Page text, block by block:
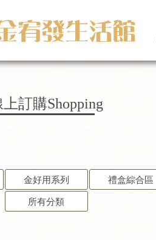
訂購Shopping
金好用系列 禮盒綜合區
所有分類